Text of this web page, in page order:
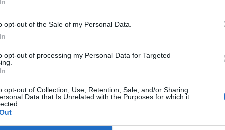
opt-out of the Sale of my Personal Data.
opt-out of processing my Personal Data for Targeted
opt-out of Collection, Use, Retention, Sale, and/or Sharing
Data that Is Unrelated with the Purposes for which it
retail experiences, contenuti
è sviluppare progetti capaci di
tra online e offline,
in qualcosa da vivere